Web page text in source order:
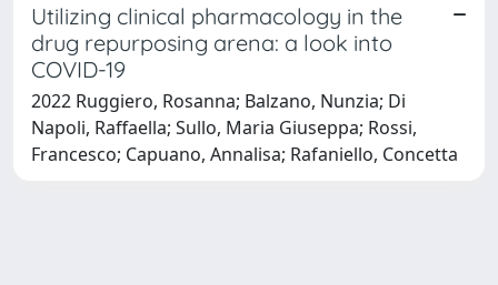
Utilizing clinical pharmacology in the
drug repurposing arena: a look into
COVID-19
2022 Ruggiero, Rosanna; Balzano, Nunzia; Di
Napoli, Raffaella; Sullo, Maria Giuseppa; Rossi,
Francesco; Capuano, Annalisa; Rafaniello, Concetta